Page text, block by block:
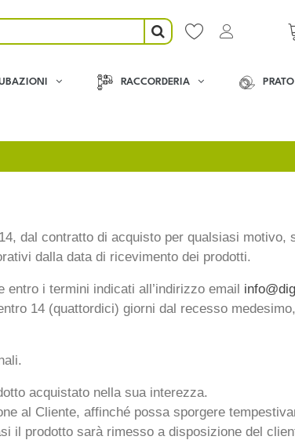
RACCORDERIA
dal contratto di acquisto per qualsiasi motivo,
dalla data di ricevimento dei prodotti.
i termini indicati all’indirizzo email
14 (quattordici) giorni dal recesso
acquistato nella sua interezza.
al Cliente, affinché possa sporgere
il prodotto sarà rimesso a disposizione del